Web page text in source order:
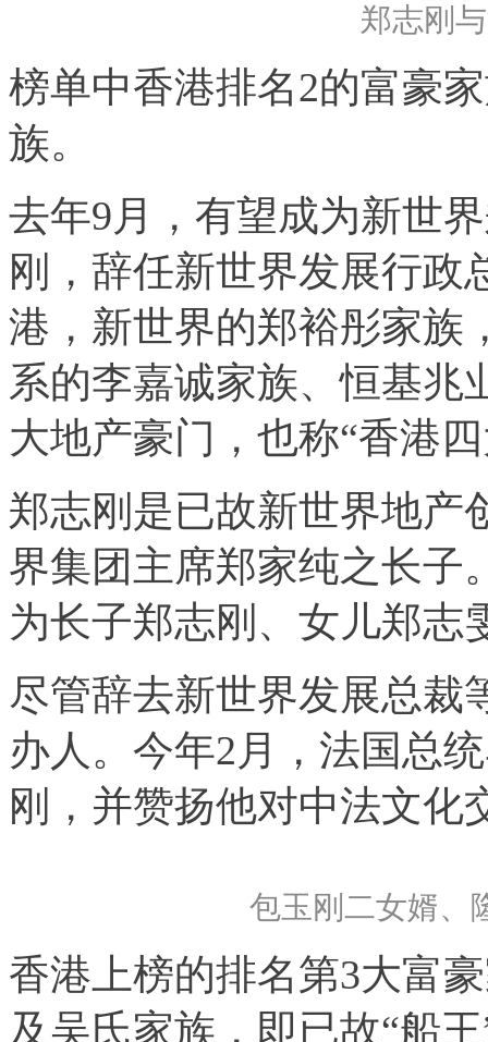
郑志刚
榜单中香港排名2的富豪
族。
去年9月，有望成为新世
刚，辞任新世界发展行政
港，新世界的郑裕彤家族
系的李嘉诚家族、恒基兆
大地产豪门，也称“香港
郑志刚是已故新世界地产
界集团主席郑家纯之长子
为长子郑志刚、女儿郑志
尽管辞去新世界发展总裁
办人。今年2月，法国总
刚，并赞扬他对中法文化
包玉刚二女婿、
香港上榜的排名第3大富
及吴氏家族，即已故“船